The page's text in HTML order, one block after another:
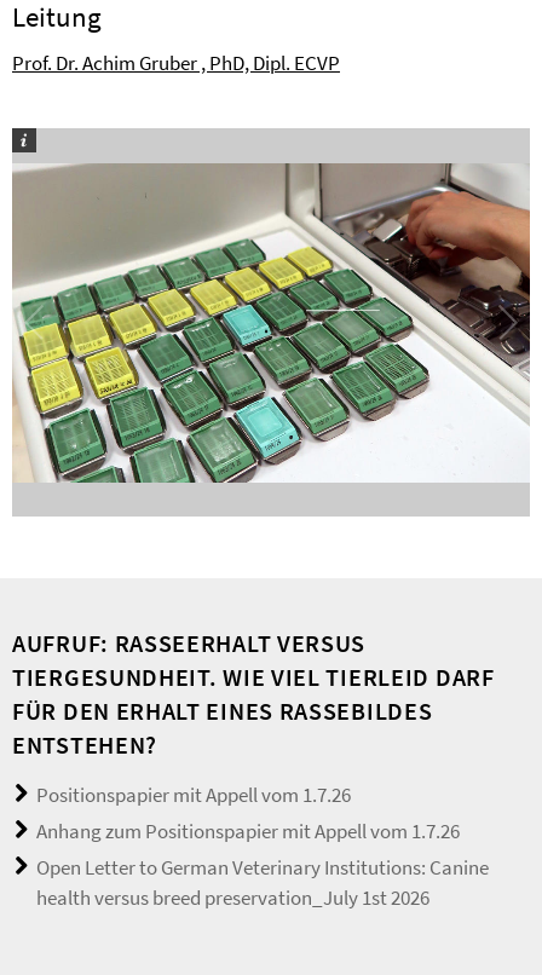
Lei­tung
Prof. Dr. Achim Gruber , PhD, Dipl. ECVP
AUFRUF: RASSEERHALT VERSUS
TIERGESUNDHEIT. WIE VIEL TIERLEID DARF
FÜR DEN ERHALT EINES RASSEBILDES
ENTSTEHEN?
Positionspapier mit Appell vom 1.7.26
Anhang zum Positionspapier mit Appell vom 1.7.26
Open Letter to German Veterinary Institutions: Canine
health versus breed preservation_July 1st 2026